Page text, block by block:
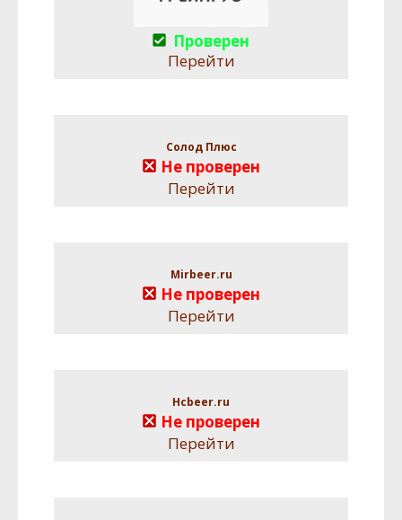
Проверен
Перейти
Солод Плюс
Не проверен
Перейти
Mirbeer.ru
Не проверен
Перейти
Hcbeer.ru
Не проверен
Перейти